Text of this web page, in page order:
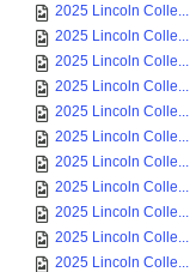
2025 Lincoln Colle...
2025 Lincoln Colle...
2025 Lincoln Colle...
2025 Lincoln Colle...
2025 Lincoln Colle...
2025 Lincoln Colle...
2025 Lincoln Colle...
2025 Lincoln Colle...
2025 Lincoln Colle...
2025 Lincoln Colle...
2025 Lincoln Colle...